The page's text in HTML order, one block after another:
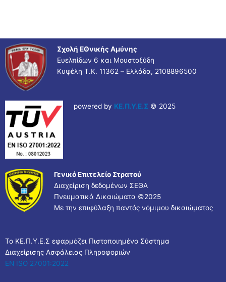
Σχολή ΕΘνικής Αμύνης
Ευελπίδων 6 και Μουστοξύδη
Κυψέλη Τ.Κ. 11362 – Ελλάδα, 2108896500
powered by ΚΕ.Π.Υ.Ε.Σ © 2025
Γενικό Επιτελείο Στρατού
Διαχείριση δεδομένων ΣΕΘΑ
Πνευματικά Δικαιώματα ©2025
Με την επιφύλαξη παντός νόμιμου δικαιώματος
Το ΚΕ.Π.Υ.Ε.Σ εφαρμόζει Πιστοποιημένο Σύστημα
Διαχείρισης Ασφάλειας Πληροφοριών
EN ISO 27001:2022